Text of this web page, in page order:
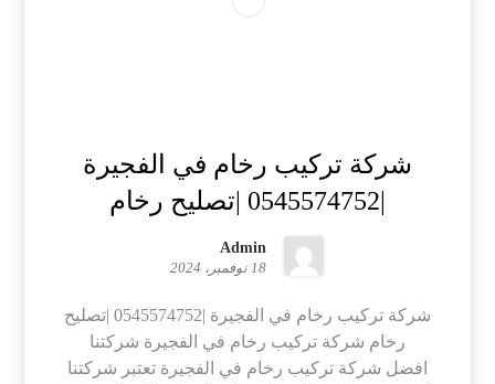
شركة تركيب رخام في الفجيرة
Admin
18 نوفمبر، 2024
شركة تركيب رخام في الفجيرة |0545574752 |تصليح
رخام شركة تركيب رخام في الفجيرة شركتنا
افضل شركة تركيب رخام في الفجيرة تعتبر شركتنا